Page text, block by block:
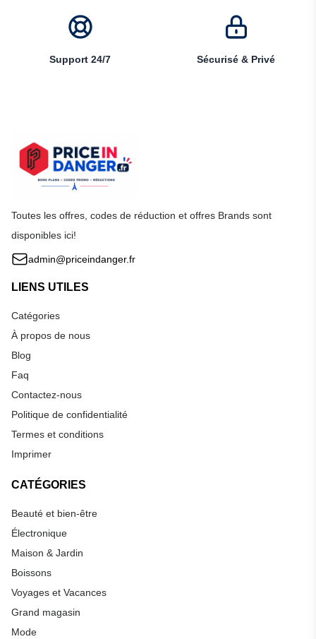
Support 24/7 Sécurisé & Privé
Toutes les offres, codes de réduction et offres Brands sont
disponibles ici!
admin@priceindanger.fr
LIENS UTILES
Catégories
À propos de nous
Blog
Faq
Contactez-nous
Politique de confidentialité
Termes et conditions
Imprimer
CATÉGORIES
Beauté et bien-être
Électronique
Maison & Jardin
Boissons
Voyages et Vacances
Grand magasin
Mode